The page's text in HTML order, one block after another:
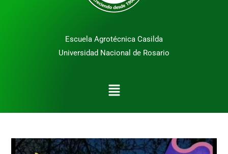
Escuela Agrotécnica Casilda
Universidad Nacional de Rosario